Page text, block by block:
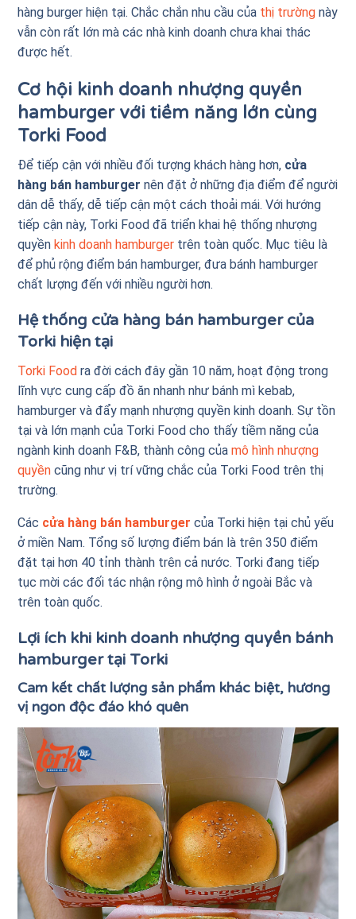
hàng burger hiện tại. Chắc chắn nhu cầu của thị trường này
vẫn còn rất lớn mà các nhà kinh doanh chưa khai thác
được hết.
Cơ hội kinh doanh nhượng quyền
hamburger với tiềm năng lớn cùng
Torki Food
Để tiếp cận với nhiều đối tượng khách hàng hơn, cửa
hàng bán hamburger nên đặt ở những địa điểm để người
dân dễ thấy, dễ tiếp cận một cách thoải mái. Với hướng
tiếp cận này, Torki Food đã triển khai hệ thống nhượng
quyền kinh doanh hamburger trên toàn quốc. Mục tiêu là
để phủ rộng điểm bán hamburger, đưa bánh hamburger
chất lượng đến với nhiều người hơn.
Hệ thống cửa hàng bán hamburger của
Torki hiện tại
Torki Food ra đời cách đây gần 10 năm, hoạt động trong
lĩnh vực cung cấp đồ ăn nhanh như bánh mì kebab,
hamburger và đẩy mạnh nhượng quyền kinh doanh. Sự tồn
tại và lớn mạnh của Torki Food cho thấy tiềm năng của
ngành kinh doanh F&B, thành công củamô hình nhượng
quyền cũng như vị trí vững chắc của Torki Food trên thị
trường.
Các cửa hàng bán hamburger của Torki hiện tại chủ yếu
ở miền Nam. Tổng số lượng điểm bán là trên 350 điểm
đặt tại hơn 40 tỉnh thành trên cả nước. Torki đang tiếp
tục mời các đối tác nhận rộng mô hình ở ngoài Bắc và
trên toàn quốc.
Lợi ích khi kinh doanh nhượng quyền bánh
hamburger tại Torki
Cam kết chất lượng sản phẩm khác biệt, hương
vị ngon độc đáo khó quên